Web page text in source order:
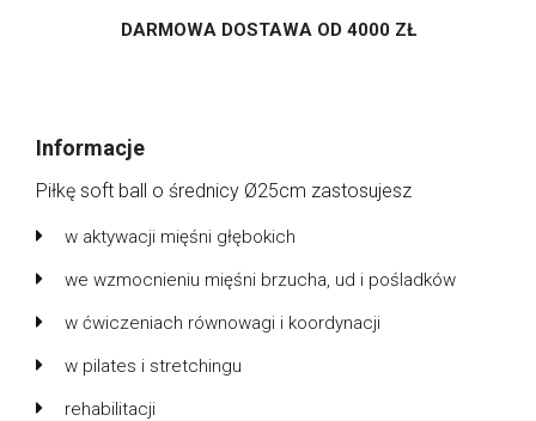
DARMOWA DOSTAWA OD 4000 ZŁ
Informacje
Piłkę soft ball o średnicy Ø25cm zastosujesz
w aktywacji mięśni głębokich
we wzmocnieniu mięśni brzucha, ud i pośladków
w ćwiczeniach równowagi i koordynacji
w pilates i stretchingu
rehabilitacji